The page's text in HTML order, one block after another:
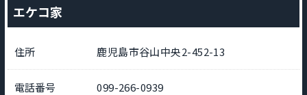
エケコ家
住所 鹿児島市谷山中央2-452-13
電話番号 099-266-0939